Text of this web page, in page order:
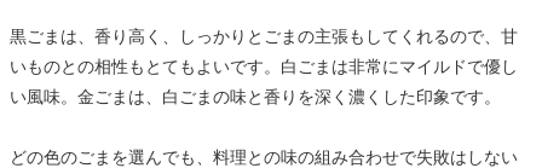
黒ごまは、香り高く、しっかりとごまの主張もしてくれるので、甘
いものとの相性もとてもよいです。白ごまは非常にマイルドで優し
い風味。金ごまは、白ごまの味と香りを深く濃くした印象です。
どの色のごまを選んでも、料理との味の組み合わせで失敗はしない